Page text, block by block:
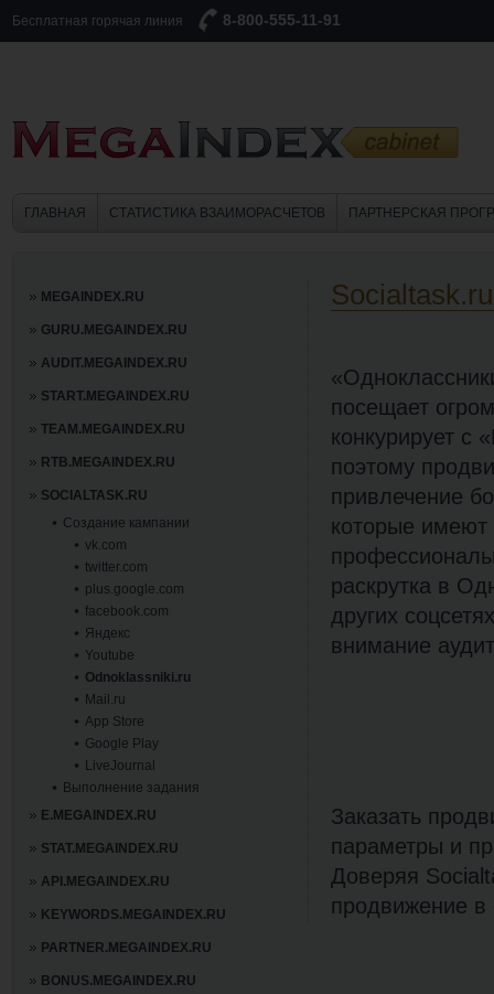
Бесплатная горячая линия 8-800-555-11-91
ГЛАВНАЯ СТАТИСТИКА ВЗАИМОРАСЧЕТОВ ПАРТНЕРСКАЯ
MEGAINDEX.RU
GURU.MEGAINDEX.RU
AUDIT.MEGAINDEX.RU
START.MEGAINDEX.RU
TEAM.MEGAINDEX.RU
RTB.MEGAINDEX.RU
SOCIALTASK.RU
Создание кампании
vk.com
twitter.com
plus.google.com
facebook.com
Яндекс
Youtube
Odnoklassniki.ru
Mail.ru
App Store
Google Play
LiveJournal
Выполнение задания
E.MEGAINDEX.RU
STAT.MEGAINDEX.RU
API.MEGAINDEX.RU
KEYWORDS.MEGAINDEX.RU
PARTNER.MEGAINDEX.RU
BONUS.MEGAINDEX.RU
посещает
конкурирует с
поэтому
привлечение
которые
раскрутка в
других
внимание
Заказать
параметры и
Доверяя
продвижение в